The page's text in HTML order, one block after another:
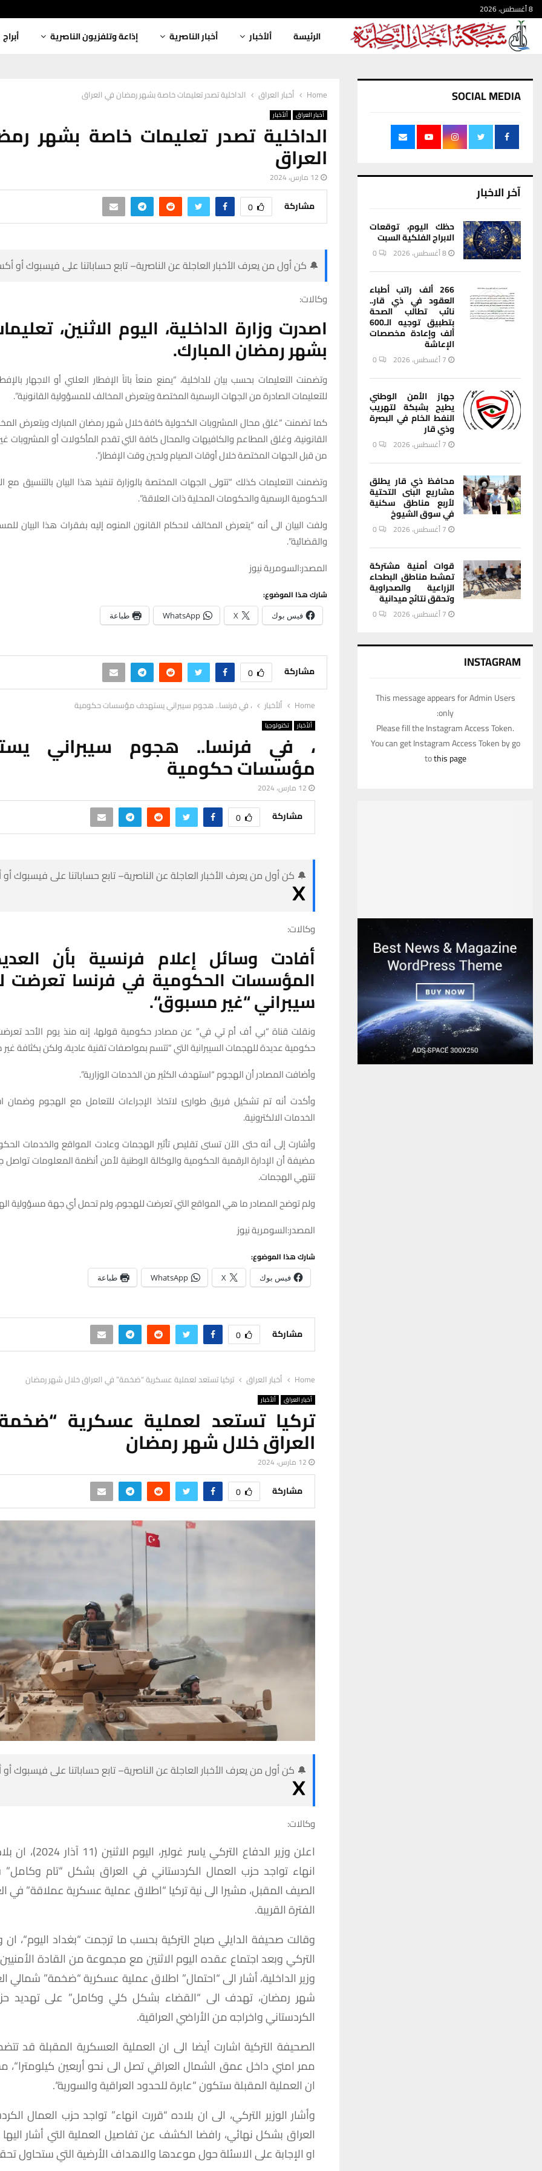
8 أغسطس، 2026
الرئيسة ألأخبار أخبار الناصرية إذاعة وتلفزيون الناصرية أبراج
Home أخبار العراق الداخلية تصدر تعليمات خاصة بشهر رمضان في العراق
أخبار العراق ألأخبار
الداخلية تصدر تعليمات خاصة بشهر
العراق
12 مارس، 2024
مشاركة 0
🔔 كن أول من يعرف الأخبار العاجلة عن الناصرية– تابع حساباتنا على فيسبوك أو
وكالات:
اصدرت وزارة الداخلية، اليوم الاثنين،
بشهررمضانالمبارك.
وتضمنت التعليمات بحسب بيان للداخلية، “يمنع منعاً باتاً الإفطار العلني أو الاجهار
للتعليمات الصادرة من الجهات الرسمية المختصة ويتعرض المخالف للمسؤولية القانونية”.
كما تضمنت “غلق محال المشروبات الكحولية كافة خلال شهر رمضان المبارك ويتعرض
القانونية، وغلق المطاعم والكافيهات والمحال كافة التي تقدم المأكولات أو المشروبات
من قبل الجهات المختصة خلال أوقات الصيام ولحين وقت الإفطار”.
وتضمنت التعليمات كذلك “تتولى الجهات المختصة بالوزارة تنفيذ هذا البيان بالتنسيق مع
الحكومية الرسمية والحكومات المحلية ذات العلاقة”.
ولفت البيان الى أنه “يتعرض المخالف لاحكام القانون المنوه إليه بفقرات هذا البيان
والقضائية”.
المصدر:السومرية نيوز
شارك هذا الموضوع:
فيس بوك X
WhatsApp طباعة
مشاركة 0
Home ألأخبار ، في فرنسا.. هجوم سيبراني يستهدف مؤسسات حكومية
ألأخبار تكنولوجيا
، في فرنسا.. هجوم سيبراني
مؤسسات حكومية
12 مارس، 2024
مشاركة 0
🔔 كن أول من يعرف الأخبار العاجلة عن الناصرية– تابع حساباتنا على فيسبوك
وكالات:
أفادت وسائل إعلام فرنسية بأن
المؤسسات الحكومية في فرنسا تعرضت
سيبراني“غيرمسبوق“.
ونقلت قناة “بي أف أم تي في” عن مصادر حكومية قولها، إنه منذ يوم الأحد
حكومية عديدة للهجمات السيبرانية التي “تتسم بمواصفات تقنية عادية، ولكن بكثافة
وأضافت المصادر أن الهجوم “استهدف الكثير من الخدمات الوزارية”.
وأكدت أنه تم تشكيل فريق طوارئ لاتخاذ الإجراءات للتعامل مع الهجوم وضمان
الخدمات الالكترونية.
وأشارت إلى أنه حتى الآن تسنى تقليص تأثير الهجمات وعادت المواقع والخدمات
مضيفة أن الإدارة الرقمية الحكومية والوكالة الوطنية لأمن أنظمة المعلومات
تنتهي الهجمات.
ولم توضح المصادر ما هي المواقع التي تعرضت للهجوم، ولم تحمل أي جهة مسؤولية
المصدر:السومرية نيوز
شارك هذا الموضوع:
فيس بوك X
WhatsApp طباعة
مشاركة 0
Home أخبار العراق تركيا تستعد لعملية عسكرية “ضخمة” في العراق خلال شهر رمضان
أخبار العراق ألأخبار
تركيا تستعد لعملية عسكرية
العراق خلال شهر رمضان
12 مارس، 2024
مشاركة 0
🔔 كن أول من يعرف الأخبار العاجلة عن الناصرية– تابع حساباتنا على فيسبوك
وكالات:
اعلن وزير الدفاع التركي ياسر غولير، اليوم الاثنين (11 آذار2024) ، ان
انهاء تواجد حزب العمال الكردستاني في العراق بشكل “تام وكامل”
الصيف المقبل،مشيرا الىنيةتركيا“اطلاق عمليةعسكريةعملاقة”في
الفترةالقريبة.
وقالت صحيفة الدايلي صباح التركية بحسبما ترجمت “بغداد اليوم“، ان
التركيوبعداجتماع عقده اليومالاثنينمعمجموعةمن القادة الأمنيين
وزير الداخلية،أشار الى“احتمال” اطلاقعملية عسكرية“ضخمة” شمالي
شهر رمضان، تهدف الى “القضاء بشكل كلي وكامل” على تهديد
الكردستانيواخراجهمنالأراضيالعراقية.
الصحيفة التركية اشارت أيضا الى ان العملية العسكرية المقبلة قد
ممر امني داخل عمق الشمال العراقيتصل الى نحوأربعين كيلومترا“،
انالعمليةالمقبلةستكون“عابرةللحدودالعراقيةوالسورية“.
وأشار الوزير التركي، الى ان بلاده“قررت انهاء” تواجد حزب العمال
العراق بشكلنهائي، رافضا الكشف عنتفاصيل العملية التيأشار اليها
اوالإجابةعلىالاسئلةحولموعدهاوالاهداف الأرضيةالتيستحاول
SOCIAL MEDIA
آخر الاخبار
حظك اليوم، توقعات
الابراج الفلكية السبت
8 أغسطس، 2026 0
266 ألف راتب أطباء
العقود في ذي قار..
نائب تطالب الصحة
بتطبيق توجيه الـ600
ألف وإعادة مخصصات
الإعاشة
7 أغسطس، 2026 0
جهاز الأمن الوطني
يطيح بشبكة لتهريب
النفط الخام في البصرة
وذي قار
7 أغسطس، 2026 0
محافظ ذي قار يطلق
مشاريع البنى التحتية
لأربع مناطق سكنية
في سوق الشيوخ
7 أغسطس، 2026 0
قوات أمنية مشتركة
تمشط مناطق البطحاء
الزراعية والصحراوية
وتحقق نتائج ميدانية
7 أغسطس، 2026 0
INSTAGRAM
This message appears for Admin Users
only:
Please fill the Instagram Access Token.
You can get Instagram Access Token by go
tothis page